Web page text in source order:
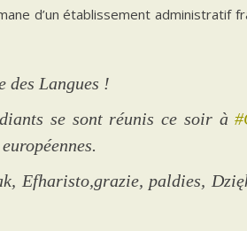
d’un établissement administratif
Langues !
se sont réunis ce soir à
Efharisto,grazie, paldies,